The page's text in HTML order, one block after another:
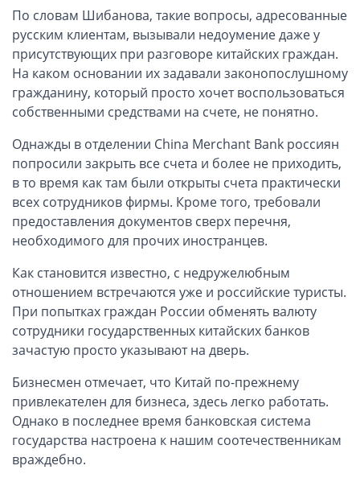
VAT номер (НДС)
Проверка названий Английских компаний
Регистрация торговой марки в UK и в Европе
Дополнительные услуги
Правовые услуги
Информация, статьи
Способы оплаты
Вопросы и ответы
Автоматический обмен информацией
Контакты, схема проезда
По словам Шибанова, такие вопросы, адресованные
русским клиентам, вызывали недоумение даже у
присутствующих при разговоре китайских граждан.
На каком основании их задавали законопослушному
гражданину, который просто хочет воспользоваться
собственными средствами на счете, не понятно.
Однажды в отделении China Merchant Bank россиян
попросили закрыть все счета и более не приходить,
в то время как там были открыты счета практически
всех сотрудников фирмы. Кроме того, требовали
предоставления документов сверх перечня,
необходимого для прочих иностранцев.
Как становится известно, с недружелюбным
отношением встречаются уже и российские туристы.
При попытках граждан России обменять валюту
сотрудники государственных китайских банков
зачастую просто указывают на дверь.
Бизнесмен отмечает, что Китай по-прежнему
привлекателен для бизнеса, здесь легко работать.
Однако в последнее время банковская система
государства настроена к нашим соотечественникам
враждебно.